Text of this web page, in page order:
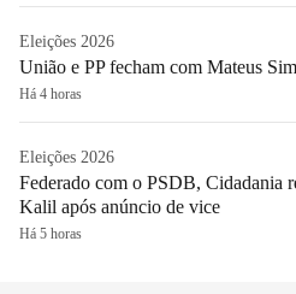
Eleições 2026
União e PP fecham com Mateus
Há 4 horas
Eleições 2026
Federado com o PSDB, Cidadania
Kalil após anúncio de vice
Há 5 horas